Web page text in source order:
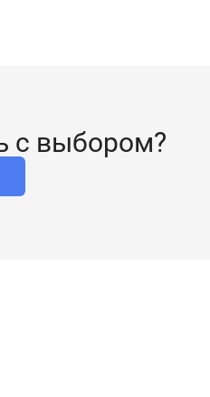
с выбором?